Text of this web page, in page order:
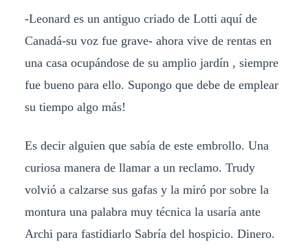
-Leonard es un antiguo criado de Lotti aquí de
Canadá-su voz fue grave- ahora vive de rentas en
una casa ocupándose de su amplio jardín , siempre
fue bueno para ello. Supongo que debe de emplear
su tiempo algo más!
Es decir alguien que sabía de este embrollo. Una
curiosa manera de llamar a un reclamo. Trudy
volvió a calzarse sus gafas y la miró por sobre la
montura una palabra muy técnica la usaría ante
Archi para fastidiarlo Sabría del hospicio. Dinero.